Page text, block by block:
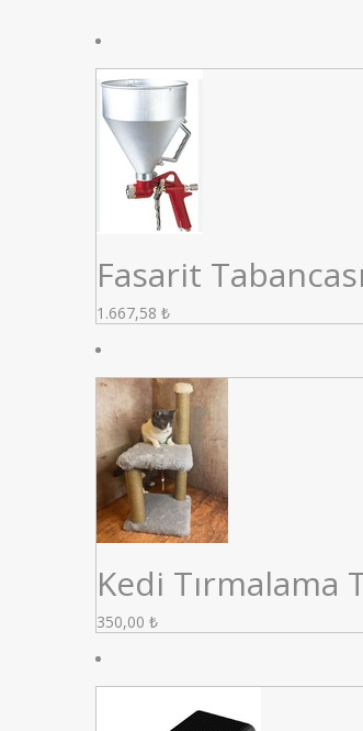
Fasarit
1.667,58 ₺
Kedi Tırmalama
350,00 ₺